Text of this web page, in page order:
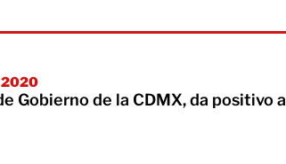
2020
Gobierno de la CDMX, da positivo a